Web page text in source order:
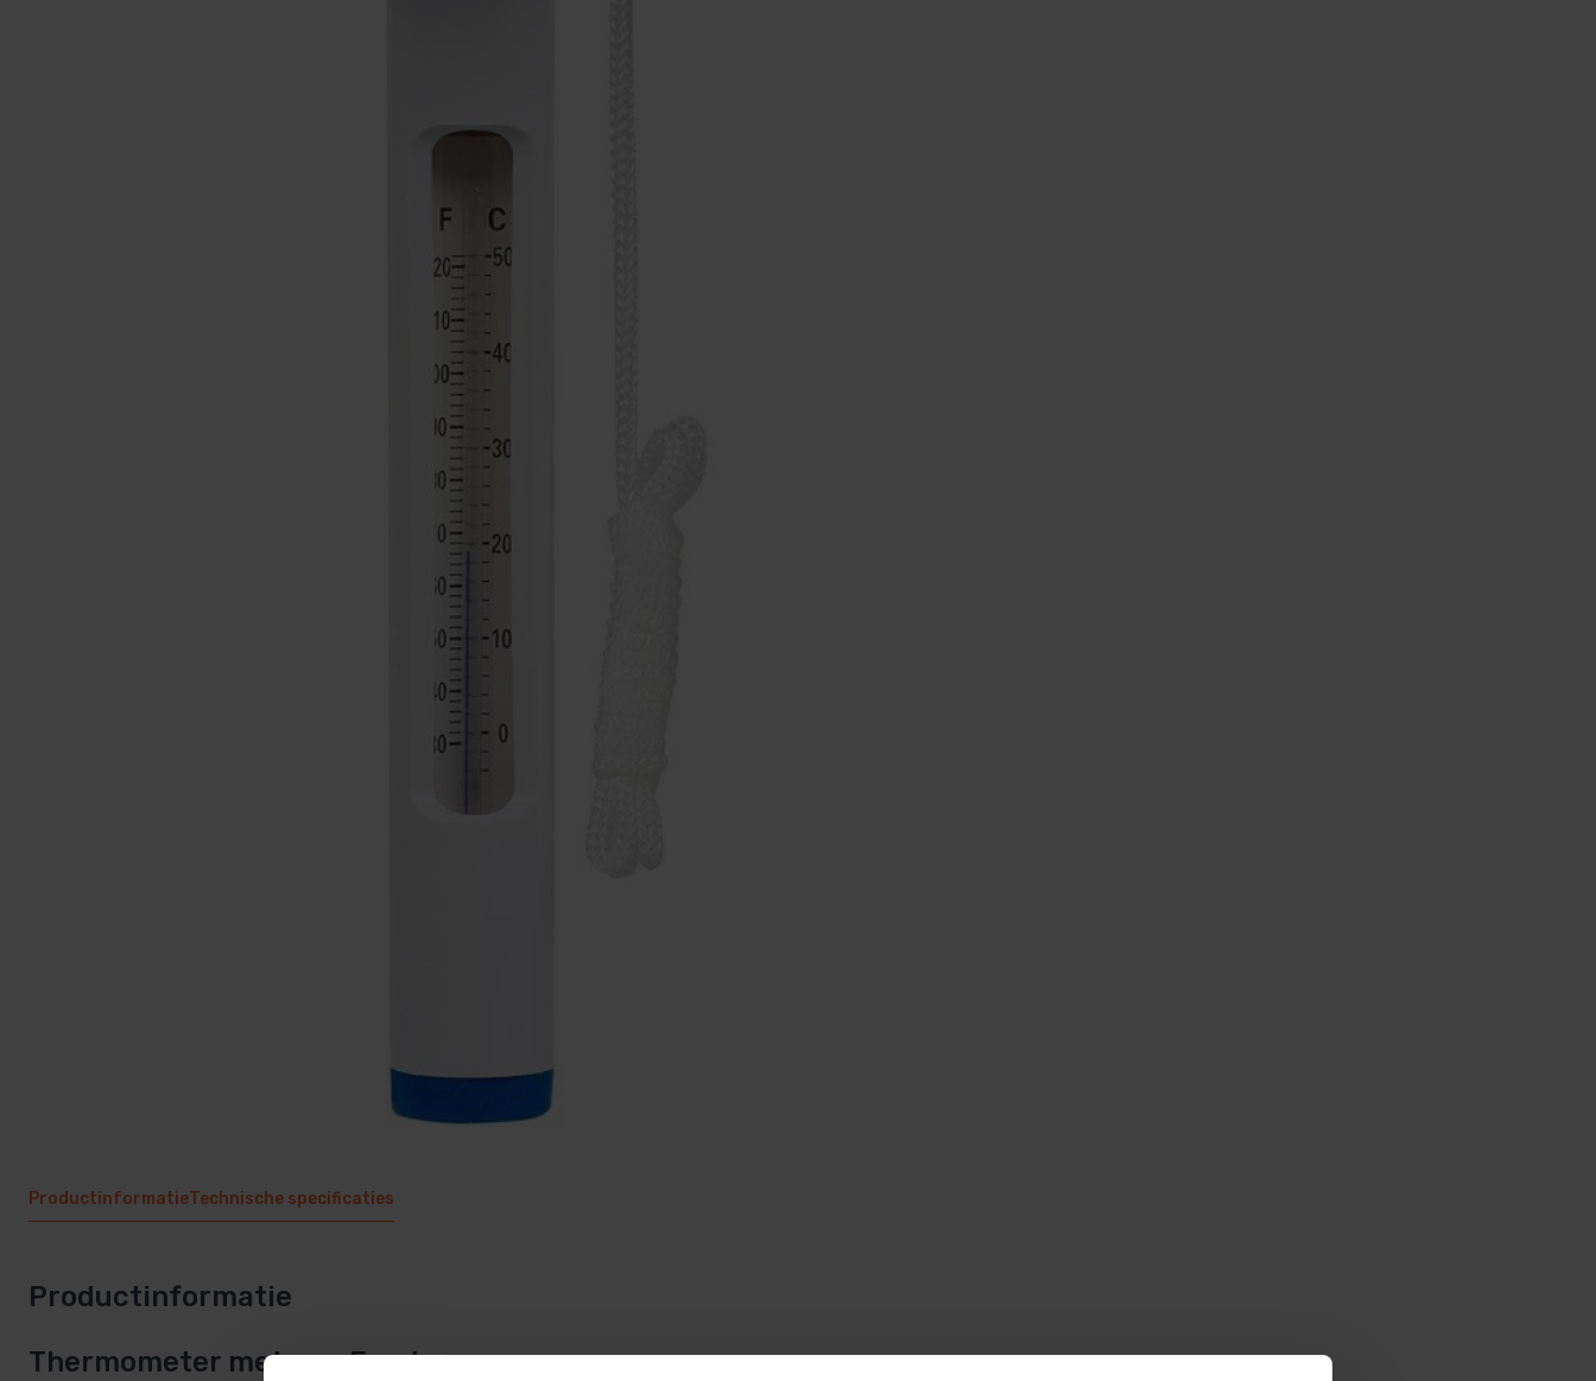
ProductinformatieTechnische specificaties
Productinformatie
Thermometer met een Eend